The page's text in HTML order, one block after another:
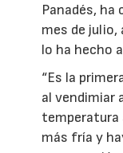
Panadés, ha
mes de
lo ha hecho
“Es la
al vendimiar
temperatura
más fría y